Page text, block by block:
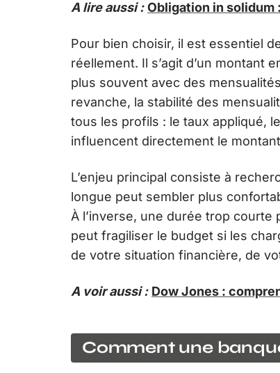
A lire aussi : Obligation in solidum
Pour bien choisir, il est essentiel
réellement. Il s’agit d’un montant
plus souvent avec des
revanche, la stabilité des
tous les profils : le taux appliqué,
influencent directement le
L’enjeu principal consiste à
longue peut sembler plus
À l’inverse, une durée trop
peut fragiliser le budget si les
de votre situation financière, de
A voir aussi : Dow Jones :
Comment une